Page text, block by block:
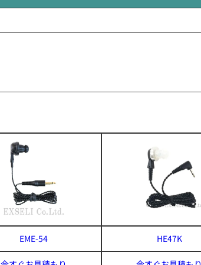
EME-54 HE47K